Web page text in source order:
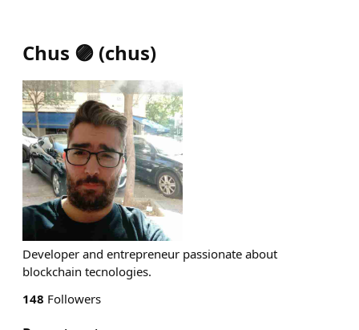
Chus 🟣 (chus)
Developer and entrepreneur passionate about
blockchain tecnologies.
148 Followers